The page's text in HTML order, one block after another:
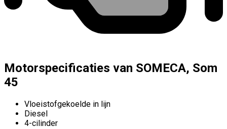
Motorspecificaties van SOMECA, Som
45
Vloeistofgekoelde in lijn
Diesel
4-cilinder